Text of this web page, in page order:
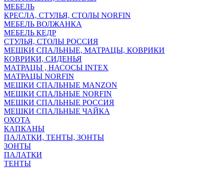
МЕБЕЛЬ
КРЕСЛА, СТУЛЬЯ, СТОЛЫ NORFIN
МЕБЕЛЬ ВОЛЖАНКА
МЕБЕЛЬ КЕДР
СТУЛЬЯ, СТОЛЫ РОССИЯ
МЕШКИ СПАЛЬНЫЕ, МАТРАЦЫ, КОВРИКИ
КОВРИКИ, СИДЕНЬЯ
МАТРАЦЫ , НАСОСЫ INTEX
МАТРАЦЫ NORFIN
МЕШКИ СПАЛЬНЫЕ MANZON
МЕШКИ СПАЛЬНЫЕ NORFIN
МЕШКИ СПАЛЬНЫЕ РОССИЯ
МЕШКИ СПАЛЬНЫЕ ЧАЙКА
ОХОТА
КАПКАНЫ
ПАЛАТКИ, ТЕНТЫ, ЗОНТЫ
ЗОНТЫ
ПАЛАТКИ
ТЕНТЫ